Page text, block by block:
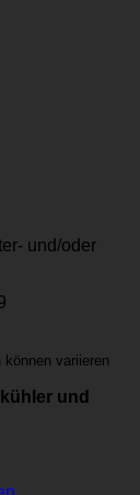
und/oder
variieren
und